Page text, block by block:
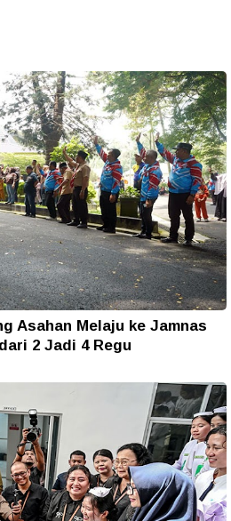
Asahan Melaju ke Jamnas
2 Jadi 4 Regu